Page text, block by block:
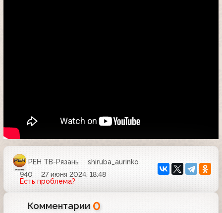
РЕН ТВ-Рязань
shiruba_aurinko
940
27 июня 2024, 18:48
Есть проблема?
Комментарии 0